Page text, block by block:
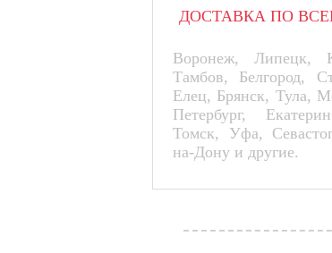
ДОСТАВКА ПО
Воронеж, Липецк,
Тамбов, Белгород,
Елец, Брянск, Тула,
Петербург,
Томск, Уфа,
на-Дону и другие.